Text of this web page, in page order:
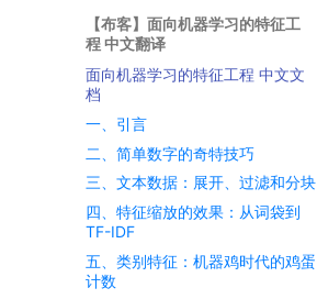
【布客】面向机器学习的特征工
程 中文翻译
面向机器学习的特征工程 中文文
档
一、引言
二、简单数字的奇特技巧
三、文本数据：展开、过滤和分块
四、特征缩放的效果：从词袋到
TF-IDF
五、类别特征：机器鸡时代的鸡蛋
计数